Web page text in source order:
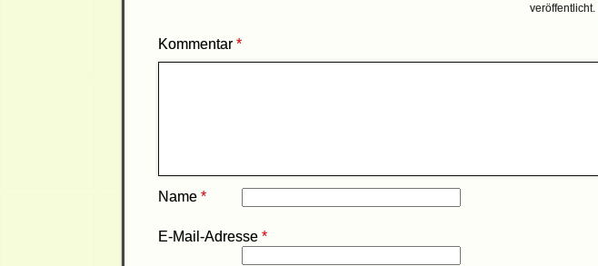
veröffentlicht.
Kommentar*
Name*
E-Mail-Adresse*